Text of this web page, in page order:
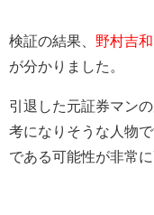
検証の結果、 野村吉
が分かりました。
引退した元証券マン
考になりそうな人物
である可能性が非常に